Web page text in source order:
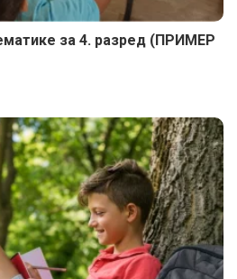
за 4. разред (ПРИМЕР